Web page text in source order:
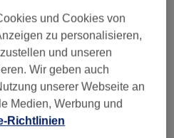
13 €
färben
und Cookies von
zu personalisieren,
und unseren
Wir geben auch
unserer Webseite an
Medien, Werbung und
Richtlinien